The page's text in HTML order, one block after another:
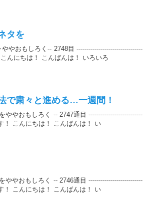
タを
やおもしろく-- 2748目 ---------------------------------
んにちは！ こんばんは！ いろいろ
で粛々と進める…一週間！
ややおもしろく -- 2747通目 ---------------------------
！ こんにちは！ こんばんは！ い
ややおもしろく -- 2746通目 ---------------------------
！ こんにちは！ こんばんは！ い